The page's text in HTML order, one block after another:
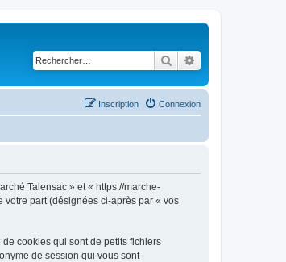
Rechercher
Connexion
Inscription
Talensac » et « https://marche-
votre part (désignées ci-après par « vos
cookies qui sont de petits fichiers
de session qui vous sont